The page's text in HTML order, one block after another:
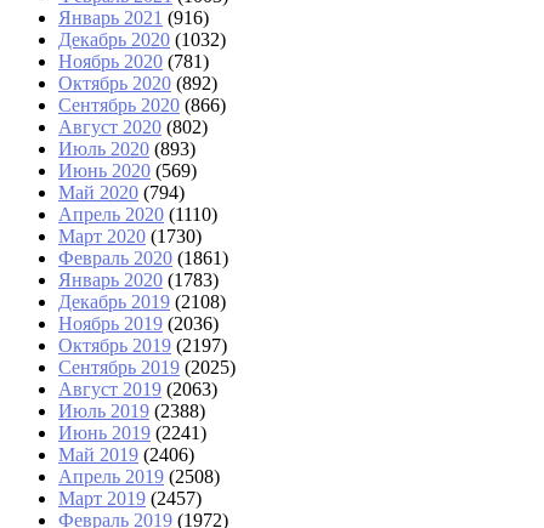
Январь 2021 (916)
Декабрь 2020 (1032)
Ноябрь 2020 (781)
Октябрь 2020 (892)
Сентябрь 2020 (866)
Август 2020 (802)
Июль 2020 (893)
Июнь 2020 (569)
Май 2020 (794)
Апрель 2020 (1110)
Март 2020 (1730)
Февраль 2020 (1861)
Январь 2020 (1783)
Декабрь 2019 (2108)
Ноябрь 2019 (2036)
Октябрь 2019 (2197)
Сентябрь 2019 (2025)
Август 2019 (2063)
Июль 2019 (2388)
Июнь 2019 (2241)
Май 2019 (2406)
Апрель 2019 (2508)
Март 2019 (2457)
Февраль 2019 (1972)